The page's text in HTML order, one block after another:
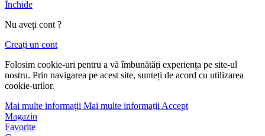
Închide
Nu aveți cont ?
Creați un cont
Folosim cookie-uri pentru a vă îmbunătăți experiența pe site-ul
nostru. Prin navigarea pe acest site, sunteți de acord cu utilizarea
cookie-urilor.
Mai multe informații Mai multe informațiiAccept
Magazin
Favorite